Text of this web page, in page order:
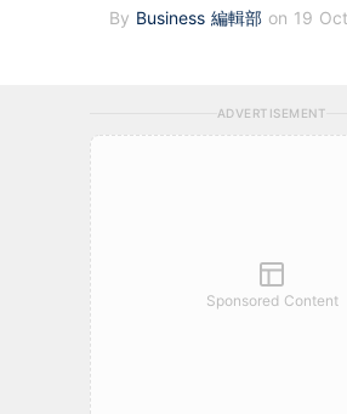
By Business 編輯部 on 19
ADVERTISEMENT
Sponsored Content